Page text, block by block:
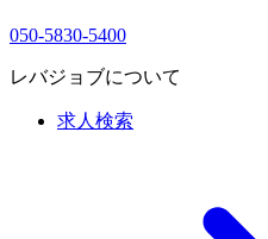
050-5830-5400
レバジョブについて
求人検索